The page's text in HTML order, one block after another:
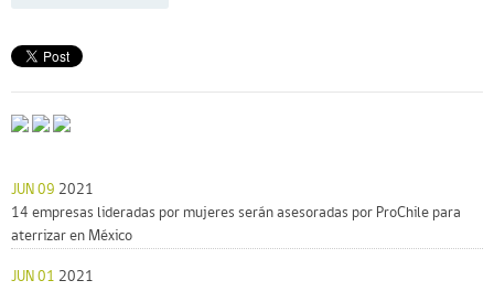
JUN 09 2021
14 empresas lideradas por mujeres serán asesoradas por ProChile para
aterrizar en México
JUN 01 2021